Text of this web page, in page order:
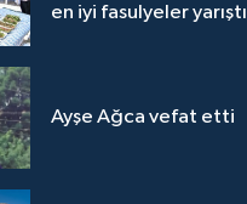
en iyi fasulyeler yarıştı
Ayşe Ağca vefat etti